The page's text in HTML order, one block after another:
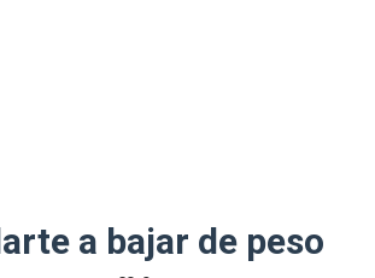
a bajar de peso